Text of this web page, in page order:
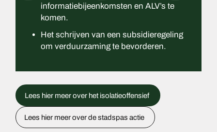
informatiebijeenkomsten en ALV’s te
komen.
Het schrijven van een subsidieregeling
om verduurzaming te bevorderen.
Lees hier meer over het isolatieoffensief
Lees hier meer over de stadspas actie